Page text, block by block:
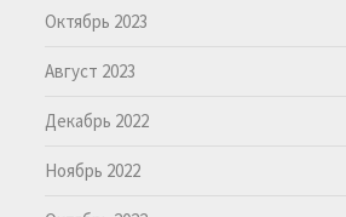
Октябрь 2023
Август 2023
Декабрь 2022
Ноябрь 2022